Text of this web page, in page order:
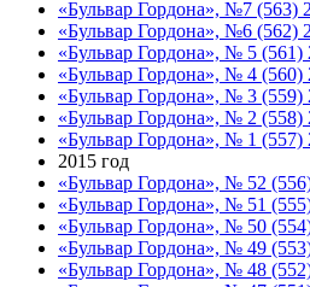
«Бульвар Гордона», №7 (563)
«Бульвар Гордона», №6 (562)
«Бульвар Гордона», № 5 (561)
«Бульвар Гордона», № 4 (560)
«Бульвар Гордона», № 3 (559)
«Бульвар Гордона», № 2 (558)
«Бульвар Гордона», № 1 (557)
2015 год
«Бульвар Гордона», № 52
«Бульвар Гордона», № 51
«Бульвар Гордона», № 50
«Бульвар Гордона», № 49
«Бульвар Гордона», № 48